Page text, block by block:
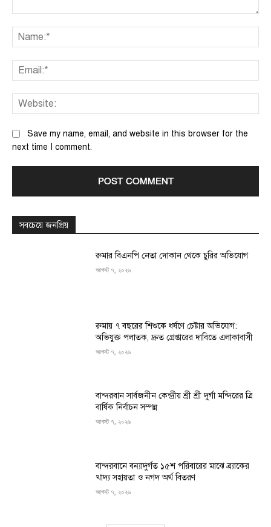
Save my name, email, and website in this browser for the
next time I comment.
সবচেয়ে জনপ্রিয়
রুমার বিএনপি নেতা দোকান থেকে চুরির অভিযোগ
আগস্ট ৭, ২০২৬
রুমায় ৭ বছরের শিশুকে ধর্ষণে চেষ্টার অভিযোগ:
অভিযুক্ত পলাতক, দ্রুত গ্রেপ্তারের দাবিতে এলাকাবাসী
আগস্ট ৭, ২০২৬
বান্দরবান সার্বজনীন কেন্দ্রীয় শ্রী শ্রী দুর্গা মন্দিরের ত্রি
বার্ষিক নির্বাচন সম্পন্ন
আগস্ট ৭, ২০২৬
বান্দরবানে বন্যাদুর্গত ১৫শ পরিবারের মাঝে ব্র্যাকের
খাদ্য সহায়তা ও নগদ অর্থ বিতরণ
আগস্ট ৭, ২০২৬